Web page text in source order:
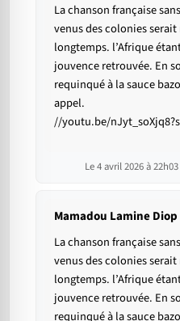
La chanson française
venus des colonies
longtemps. l’Afrique
jouvence retrouvée. En
requinqué à la sauce
appel.
//youtu.be/
Le 4 avril 2026 à 22h03
Mamadou Lamine Diop
La chanson française
venus des colonies
longtemps. l’Afrique
jouvence retrouvée. En
requinqué à la sauce